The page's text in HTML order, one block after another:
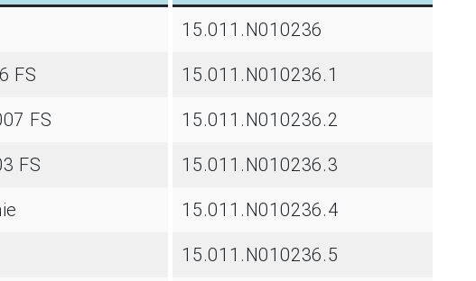
15.011.N010236
FS 15.011.N010236.1
FS 15.011.N010236.2
FS 15.011.N010236.3
15.011.N010236.4
15.011.N010236.5